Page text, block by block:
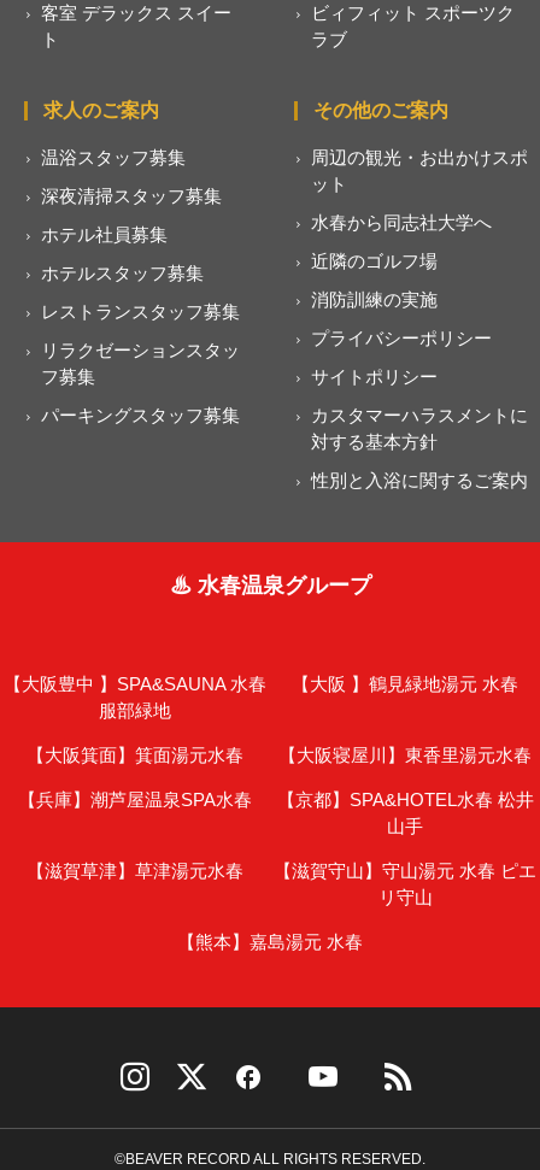
客室 デラックス スイー
ト
ビィフィット スポーツク
ラブ
求人のご案内
温浴スタッフ募集
深夜清掃スタッフ募集
ホテル社員募集
ホテルスタッフ募集
レストランスタッフ募集
リラクゼーションスタッ
フ募集
パーキングスタッフ募集
その他のご案内
周辺の観光・お出かけスポ
ット
水春から同志社大学へ
近隣のゴルフ場
消防訓練の実施
プライバシーポリシー
サイトポリシー
カスタマーハラスメントに
対する基本方針
性別と入浴に関するご案内
♨ 水春温泉グループ
【大阪豊中 】 SPA&SAUNA 水春
服部緑地
【大阪 】 鶴見緑地湯元 水春
【大阪箕面】 箕面湯元水春 【大阪寝屋川】 東香里湯元水春
【兵庫】 潮芦屋温泉SPA水春 【京都】 SPA&HOTEL水春 松井
山手
【滋賀草津】 草津湯元水春 【滋賀守山】 守山湯元 水春 ピエ
リ守山
【熊本】 嘉島湯元 水春
©BEAVER RECORD ALL RIGHTS RESERVED.